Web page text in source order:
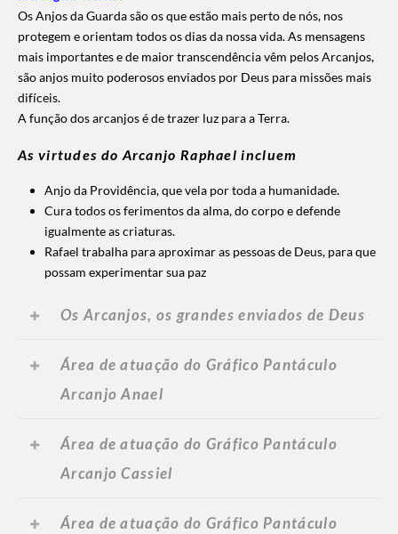
Os Anjos da Guarda são os que estão mais perto de nós, nos
protegem e orientam todos os dias da nossa vida. As mensagens
mais importantes e de maior transcendência vêm pelos Arcanjos,
são anjos muito poderosos enviados por Deus para missões mais
difíceis.
A função dos arcanjos é de trazer luz para a Terra.
As virtudes do Arcanjo Raphael incluem
Anjo da Providência, que vela por toda a humanidade.
Cura todos os ferimentos da alma, do corpo e defende
igualmente as criaturas.
Rafael trabalha para aproximar as pessoas de Deus, para que
possam experimentar sua paz
Os Arcanjos, os grandes enviados de Deus
Área de atuação do Gráfico Pantáculo
Arcanjo Anael
Área de atuação do Gráfico Pantáculo
Arcanjo Cassiel
Área de atuação do Gráfico Pantáculo